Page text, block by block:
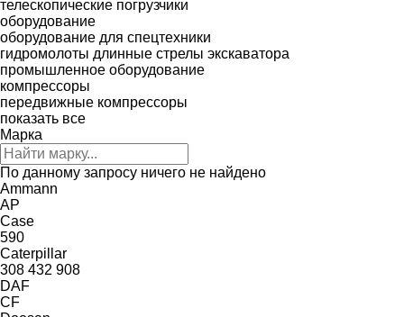
телескопические погрузчики
оборудование
оборудование для спецтехники
гидромолоты длинные стрелы экскаватора
промышленное оборудование
компрессоры
передвижные компрессоры
показать все
Марка
По данному запросу ничего не найдено
Ammann
AP
Case
590
Caterpillar
308 432 908
DAF
CF